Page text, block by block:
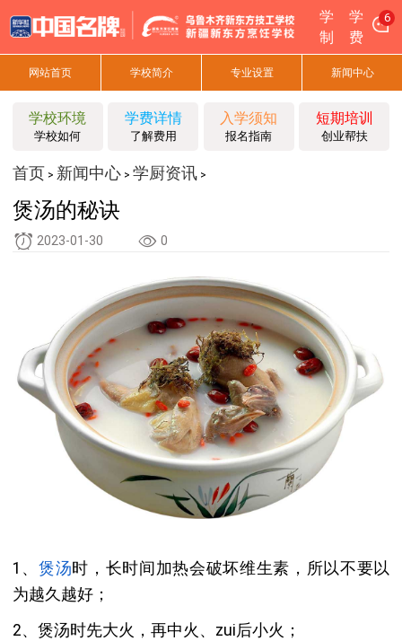
学
制
学
费
6
网站首页 学校简介 专业设置 新闻中心
学校环境
学校如何
学费详情
了解费用
入学须知
报名指南
短期培训
创业帮扶
首页 > 新闻中心> 学厨资讯>
煲汤的秘诀
2023-01-30 0
1、煲汤时，长时间加热会破坏维生素，所以不要以
为越久越好；
2、煲汤时先大火，再中火、zui后小火；